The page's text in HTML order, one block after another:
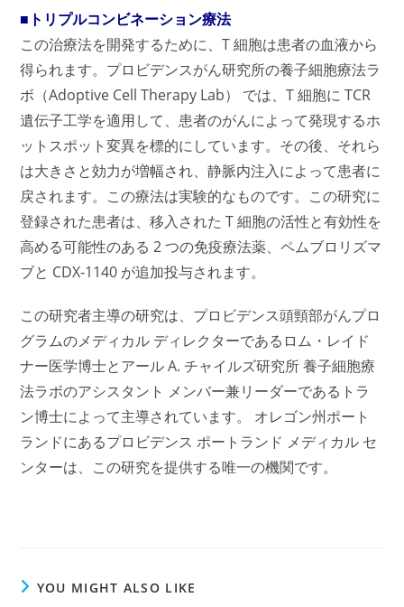
■トリプルコンビネーション療法
この治療法を開発するために、T 細胞は患者の血液から
得られます。 プロビデンスがん研究所の養子細胞療法ラ
ボ（Adoptive Cell Therapy Lab） では、T 細胞に TCR
遺伝子工学を適用して、患者のがんによって発現するホ
ットスポット変異を標的にしています。その後、それら
は大きさと効力が増幅され、静脈内注入によって患者に
戻されます。この療法は実験的なものです。この研究に
登録された患者は、移入された T 細胞の活性と有効性を
高める可能性のある 2 つの免疫療法薬、ペムブロリズマ
ブと CDX-1140 が追加投与されます。
この研究者主導の研究は、プロビデンス頭頸部がんプロ
グラムのメディカル ディレクターであるロム・レイド
ナー医学博士とアール A. チャイルズ研究所養子細胞療
法ラボのアシスタント メンバー兼リーダーであるトラ
ン博士によって主導されています。 オレゴン州ポート
ランドにあるプロビデンス ポートランド メディカル セ
ンターは、この研究を提供する唯一の機関です。
YOU MIGHT ALSO LIKE